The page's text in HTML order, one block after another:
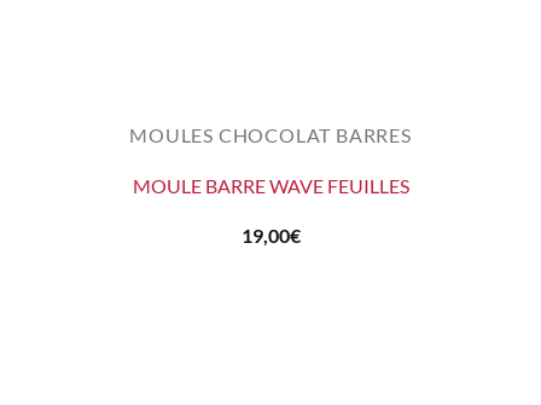
MOULES CHOCOLAT BARRES
MOULE BARRE WAVE FEUILLES
19,00€